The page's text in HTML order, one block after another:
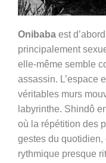
Onibaba est
principalement
elle-même semble
assassin. L’espace
véritables murs
labyrinthe. Shindô
où la répétition des
gestes du quotidien,
rythmique presque